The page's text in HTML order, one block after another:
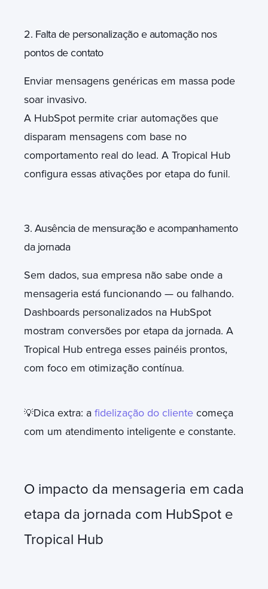
2. Falta de personalização e automação nos
pontos de contato
Enviar mensagens genéricas em massa pode
soar invasivo.
A HubSpot permite criar automações que
disparam mensagens com base no
comportamento real do lead. A Tropical Hub
configura essas ativações por etapa do funil.
3. Ausência de mensuração e acompanhamento
da jornada
Sem dados, sua empresa não sabe onde a
mensageria está funcionando — ou falhando.
Dashboards personalizados na HubSpot
mostram conversões por etapa da jornada. A
Tropical Hub entrega esses painéis prontos,
com foco em otimização contínua.
💡Dica extra: a fidelização do cliente começa
com um atendimento inteligente e constante.
O impacto da mensageria em cada
etapa da jornada com HubSpot e
Tropical Hub